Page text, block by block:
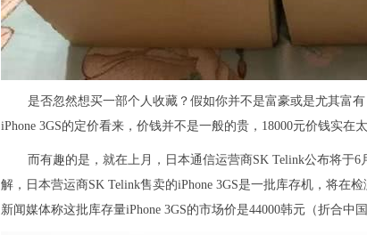
是否忽然想买一部个人收藏？假如你并不是富豪或是尤其富
iPhone 3GS的定价看来，价钱并不是一般的贵，18000元价钱实在
而有趣的是，就在上月，日本通信运营商SK Telink公布将于6
解，日本营运商SK Telink售卖的iPhone 3GS是一批库存机，将在
新闻媒体称这批库存量iPhone 3GS的市场价是44000韩元（折合中国